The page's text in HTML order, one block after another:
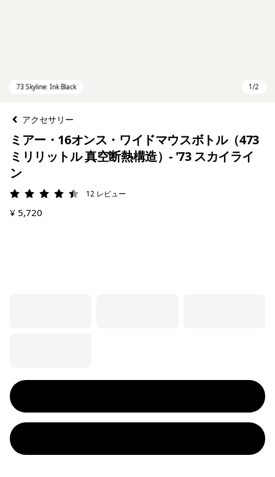
アクセサリー
ミアー・16オンス・ワイドマウスボトル（473
ミリリットル 真空断熱構造）- '73 スカイライ
ン
評価: 4.4 / 5
12 レビュー
¥ 5,720